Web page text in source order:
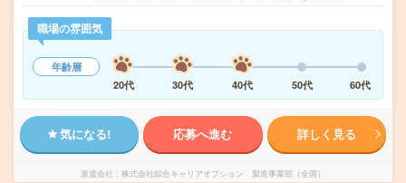
職場の雰囲気
年齢層
20代
30代 40代 50代 60代
気になる! 応募へ進む 詳しく見る
派遣会社 株式会社綜合キャリアオプション 製造事業部（全国）